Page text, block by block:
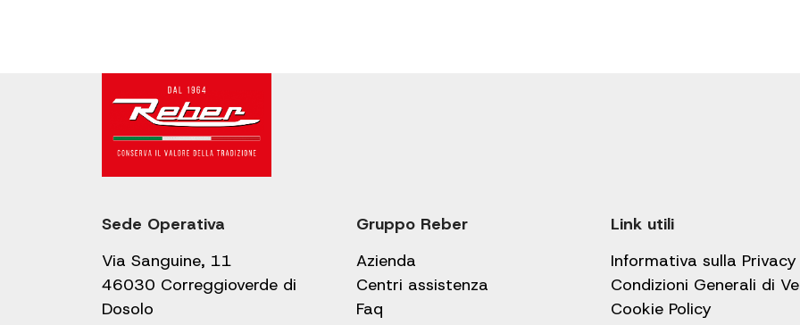
Sede Operativa
Via Sanguine, 11
46030 Correggioverde di
Dosolo
Gruppo Reber
Azienda
Centri assistenza
Faq
Link utili
Informativa sulla Privacy
Condizioni Generali di
Cookie Policy